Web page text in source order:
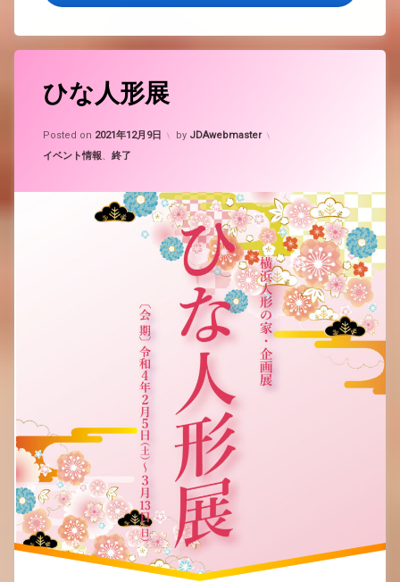
ひな人形展
Posted on 2021年12月9日
Updated on
by JDAwebmaster
カテゴリー:
イベント情報、 終了